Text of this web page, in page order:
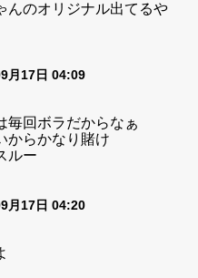
んのオリジナル出てるや
月17日 04:09
毎回ボラだからなぁ
からかなり賭け
ルー
月17日 04:20